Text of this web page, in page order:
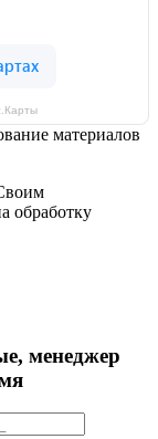
материалов
обработку
менеджер